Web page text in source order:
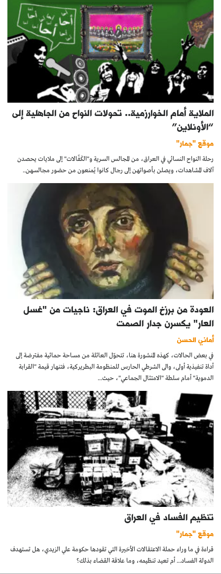
الملاية أمام الخوارزمية.. تحولات النواح من الجاهلية إلى
“الأونلاين”
موقع "جمار"
رحلة النواح النسائي في العراق، من المجالس السرية و"الكَفّالات" إلى ملايات يحصدن
آلاف المشاهدات، ويصلن بأصواتهن إلى رجال كانوا يُمنعون من حضور مجالسهن..
العودة من برزخ الموت في العراق: ناجيات من "غسل
العار" يكسرن جدار الصمت
أماني الحسن
في بعض الحالات، كهذه المنشورة هنا، تتحوّل العائلة من مساحة حمائية مفترضة إلى
أداة تنفيذية أولى، والى الشرطي الحارس للمنظومة البطريركية، فتنهار قيمة "القرابة
الدموية" أمام سلطة "الامتثال الجماعي"، حيث...
تنظيم الفساد في العراق
موقع "جمار"
قراءة في ما وراء حملة الاعتقالات الأخيرة التي تقودها حكومة علي الزيدي، هل تستهدف
الدولة الفساد... أم تعيد تنظيمه، وما علاقة القضاء بذلك؟